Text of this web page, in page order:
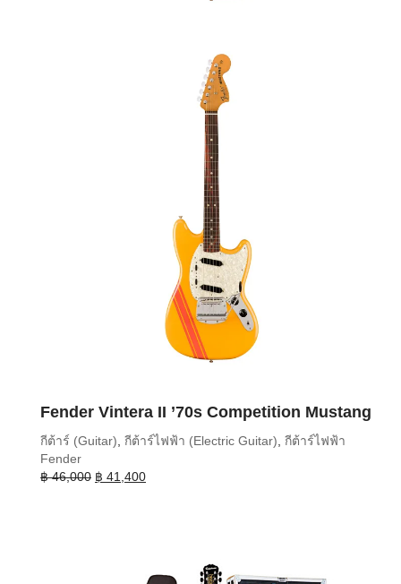
Fender Vintera II ’70s Competition Mustang
กีต้าร์ (Guitar) กีต้าร์ไฟฟ้า (Electric Guitar) กีต้าร์ไฟฟ้า
Fender
฿46,000 Original
฿ 41,400Current